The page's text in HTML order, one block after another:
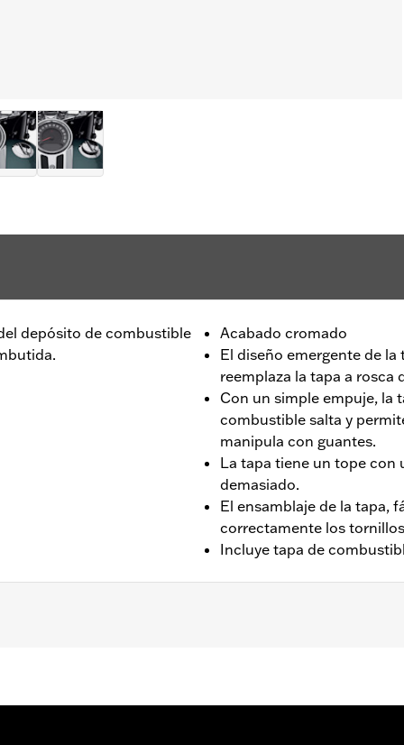
depósito de combustible
Acabado cromado
El diseño emergente de
reemplaza la tapa a rosca
Con un simple empuje, la
combustible salta y
manipula con guantes.
La tapa tiene un tope con
demasiado.
El ensamblaje de la tapa,
correctamente los
Incluye tapa de